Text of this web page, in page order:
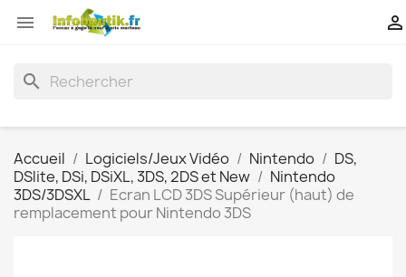
 
search
Accueil Logiciels/Jeux Vidéo Nintendo
DS,
DSlite, DSi, DSiXL, 3DS, 2DS et New
Nintendo
3DS/3DSXL
Ecran LCD 3DS Supérieur (haut) de
remplacement pour Nintendo 3DS